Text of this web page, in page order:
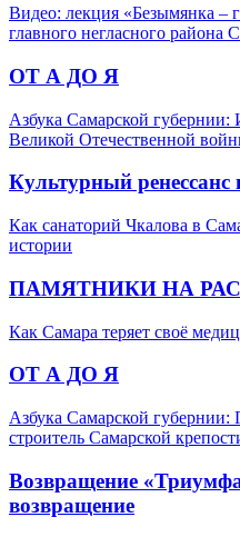
Видео: лекция «Безымянка –
главного негласного района
ОТ А ДО Я
Азбука Самарской
Великой Отечественной
Культурный ренессанс
Как санаторий Чкалова в
истории
ПАМЯТНИКИ НА
Как Самара теряет своё
ОТ А ДО Я
Азбука Самарской
строитель Самарской
Возвращение
возвращение